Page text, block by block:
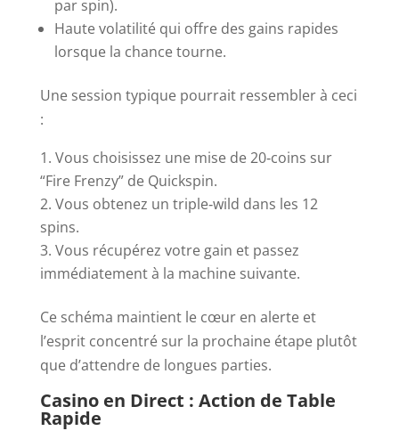
par spin).
Haute volatilité qui offre des gains rapides
lorsque la chance tourne.
Une session typique pourrait ressembler à ceci
:
Vous choisissez une mise de 20‑coins sur
“Fire Frenzy” de Quickspin.
Vous obtenez un triple‑wild dans les 12
spins.
Vous récupérez votre gain et passez
immédiatement à la machine suivante.
Ce schéma maintient le cœur en alerte et
l’esprit concentré sur la prochaine étape plutôt
que d’attendre de longues parties.
Casino en Direct : Action de Table
Rapide